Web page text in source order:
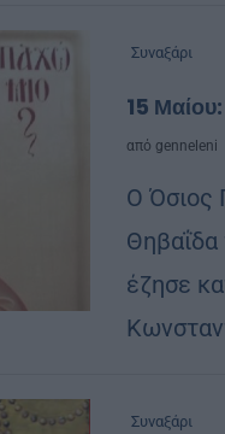
Συναξάρι
15
από genneleni
Ο Όσιος
Θηβαΐδα
έζησε
Συναξάρι